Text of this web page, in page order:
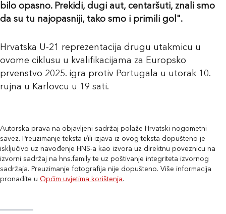
bilo opasno. Prekidi, dugi aut, centaršuti, znali smo
da su tu najopasniji, tako smo i primili gol".
Hrvatska U-21 reprezentacija drugu utakmicu u
ovome ciklusu u kvalifikacijama za Europsko
prvenstvo 2025. igra protiv Portugala u utorak 10.
rujna u Karlovcu u 19 sati.
Autorska prava na objavljeni sadržaj polaže Hrvatski nogometni
savez. Preuzimanje teksta i/ili izjava iz ovog teksta dopušteno je
isključivo uz navođenje HNS-a kao izvora uz direktnu poveznicu na
izvorni sadržaj na hns.family te uz poštivanje integriteta izvornog
sadržaja. Preuzimanje fotografija nije dopušteno. Više informacija
pronađite u Općim uvjetima korištenja.